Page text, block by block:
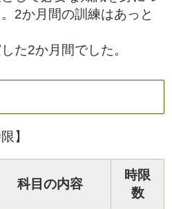
2か月間の訓練はあっと
た2か月間でした。
】
科目の内容
時限
数